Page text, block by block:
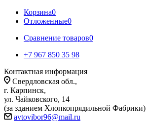
Корзина0
Отложенные0
Сравнение товаров0
+7 967 850 35 98
Контактная информация
Свердловская обл.,
г. Карпинск,
ул. Чайковского, 14
(за зданием Хлопкопрядильной Фабрики)
avtovibor96@mail.ru